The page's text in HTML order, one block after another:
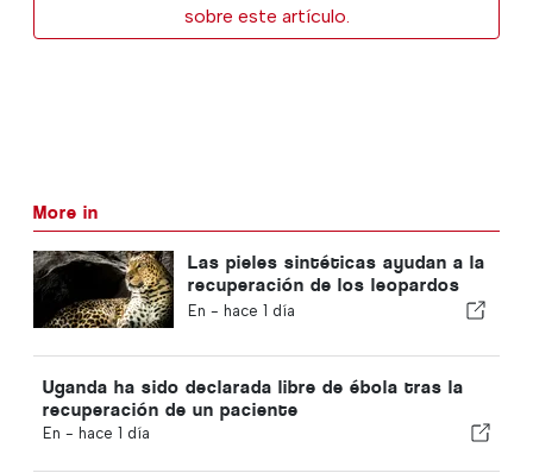
sobre este artículo.
More in
Las pieles sintéticas ayudan a la
recuperación de los leopardos
de Zambia
En - hace 1 día
Uganda ha sido declarada libre de ébola tras la
recuperación de un paciente
En - hace 1 día